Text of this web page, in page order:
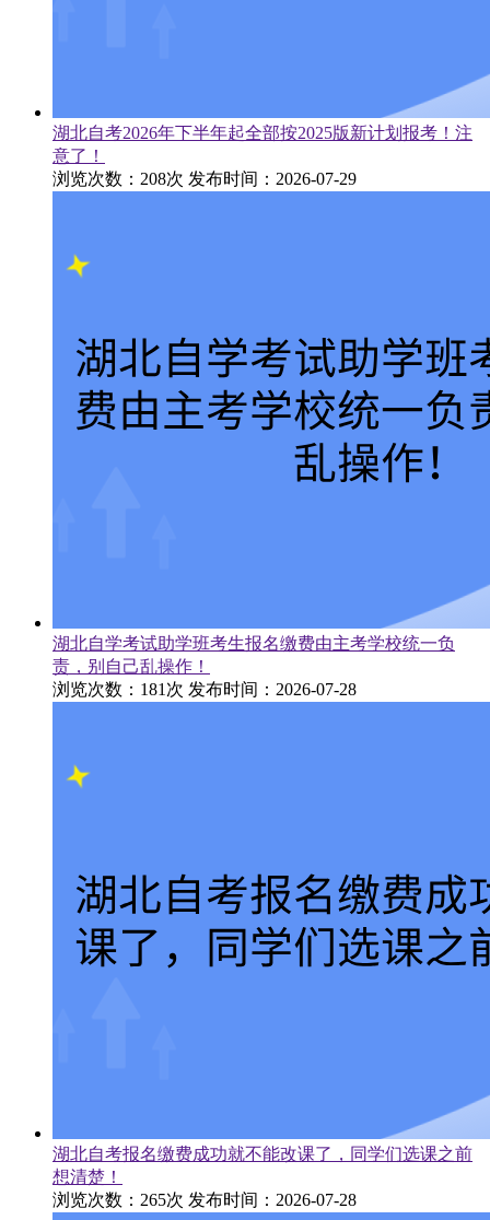
湖北自考2026年下半年起全部按2025版新计划报考！注
意了！
浏览次数：208次 发布时间：2026-07-29
湖北自学考试助学班考生报名缴费由主考学校统一负
责，别自己乱操作！
浏览次数：181次 发布时间：2026-07-28
湖北自考报名缴费成功就不能改课了，同学们选课之前
想清楚！
浏览次数：265次 发布时间：2026-07-28